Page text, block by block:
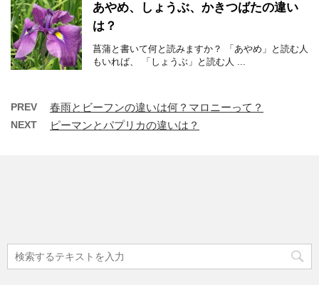
あやめ、しょうぶ、かきつばたの違い
は？
菖蒲と書いて何と読みますか？ 「あやめ」と読む人
もいれば、 「しょうぶ」と読む人 ...
PREV 春雨とビーフンの違いは何？マロニーって？
NEXT ピーマンとパプリカの違いは？